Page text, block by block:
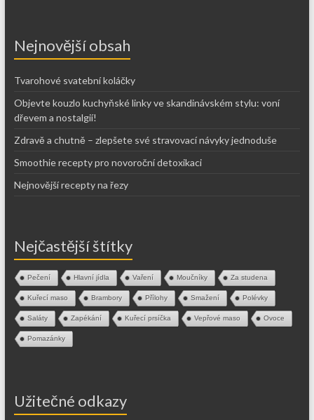
Nejnovější obsah
Tvarohové svatební koláčky
Objevte kouzlo kuchyňské linky ve skandinávském stylu: voní
dřevem a nostalgií!
Zdravě a chutně – zlepšete své stravovací návyky jednoduše
Smoothie recepty pro novoroční detoxikaci
Nejnovější recepty na řezy
Nejčastější štítky
Pečení Hlavní jídla Vaření Moučníky Za studena
Kuřecí maso Brambory Přílohy Smažení Polévky
Saláty Zapékání Kuřecí prsíčka Vepřové maso Ovoce
Pomazánky
Užitečné odkazy